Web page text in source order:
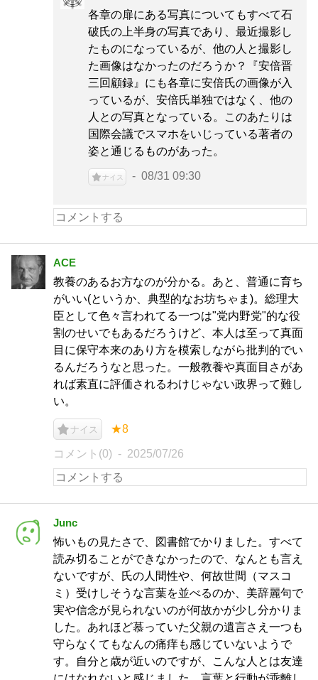
各章の扉にある写真についてもすべて石
破氏の上半身の写真であり、最近撮影し
たものになっているが、他の人と撮影し
た画像はなかったのだろうか？『安倍晋
三回顧録』にも各章に安倍氏の画像が入
っているが、安倍氏単独ではなく、他の
人との写真となっている。このあたりは
国際会議でスマホをいじっている著者の
姿と通じるものがあった。
ナイス 08/31 09:30
ACE
教養のあるお方なのが分かる。あと、普通に育ち
がいい(というか、典型的なお坊ちゃま)。総理大
臣として色々言われてる一つは"党内野党"的な役
割のせいでもあるだろうけど、本人は至って真面
目に保守本来のあり方を模索しながら批判的でい
るんだろうなと思った。一般教養や真面目さがあ
れば素直に評価されるわけじゃない政界って難し
い。
ナイス ★8
コメント(0) 2025/07/26
Junc
怖いもの見たさで、図書館でかりました。すべて
読み切ることができなかったので、なんとも言え
ないですが、氏の人間性や、何故世間（マスコ
ミ）受けしそうな言葉を並べるのか、美辞麗句で
実や信念が見られないのが何故かが少し分かりま
した。あれほど慕っていた父親の遺言さえ一つも
守らなくてもなんの痛痒も感じていないようで
す。自分と歳が近いのですが、こんな人とは友達